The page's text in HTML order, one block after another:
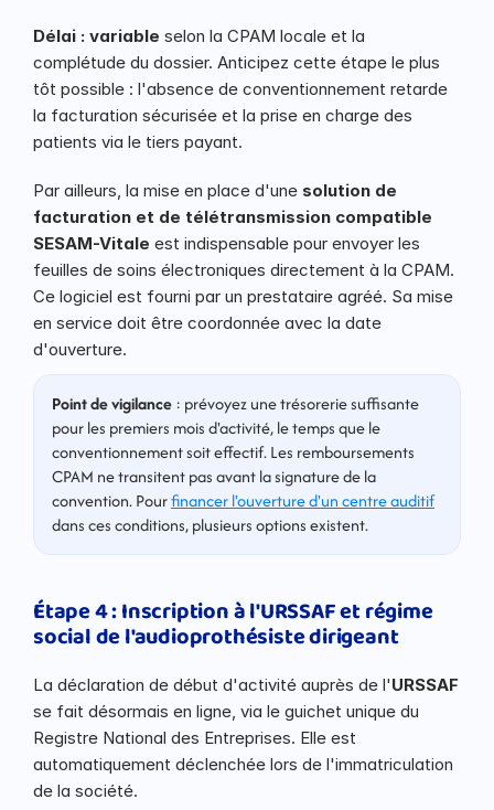
Délai : variable selon la CPAM locale et la
complétude du dossier. Anticipez cette étape le plus
tôt possible : l'absence de conventionnement retarde
la facturation sécurisée et la prise en charge des
patients via le tiers payant.
Par ailleurs, la mise en place d'une solution de
facturation et de télétransmission compatible
SESAM-Vitale est indispensable pour envoyer les
feuilles de soins électroniques directement à la CPAM.
Ce logiciel est fourni par un prestataire agréé. Sa mise
en service doit être coordonnée avec la date
d'ouverture.
Point de vigilance : prévoyez une trésorerie suffisante
pour les premiers mois d'activité, le temps que le
conventionnement soit effectif. Les remboursements
CPAM ne transitent pas avant la signature de la
convention. Pour financer l'ouverture d'un centre auditif
dans ces conditions, plusieurs options existent.
Étape 4 : Inscription à l'URSSAF et régime
social de l'audioprothésiste dirigeant
La déclaration de début d'activité auprès de l'URSSAF
se fait désormais en ligne, via le guichet unique du
Registre National des Entreprises. Elle est
automatiquement déclenchée lors de l'immatriculation
de la société.